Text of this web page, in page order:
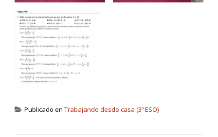
Publicado en Trabajando desde casa (3º ESO)